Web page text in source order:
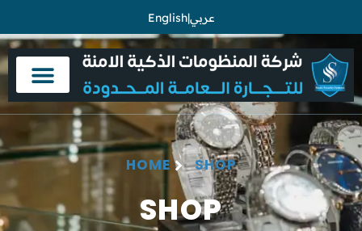
English|عربي
HOME SHOP
SHOP